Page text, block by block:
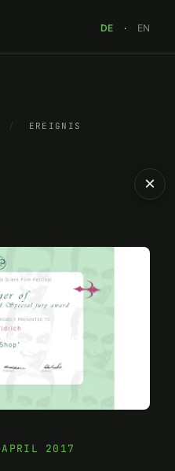
DE · EN
/ EREIGNIS
2017
×